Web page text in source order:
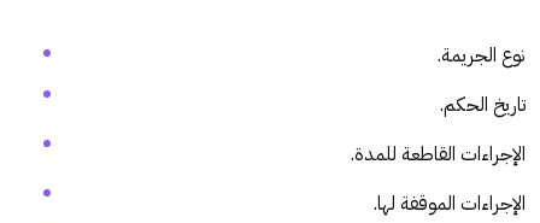
نوع الجريمة.
تاريخ الحكم.
الإجراءات القاطعة للمدة.
الإجراءات الموقفة لها.